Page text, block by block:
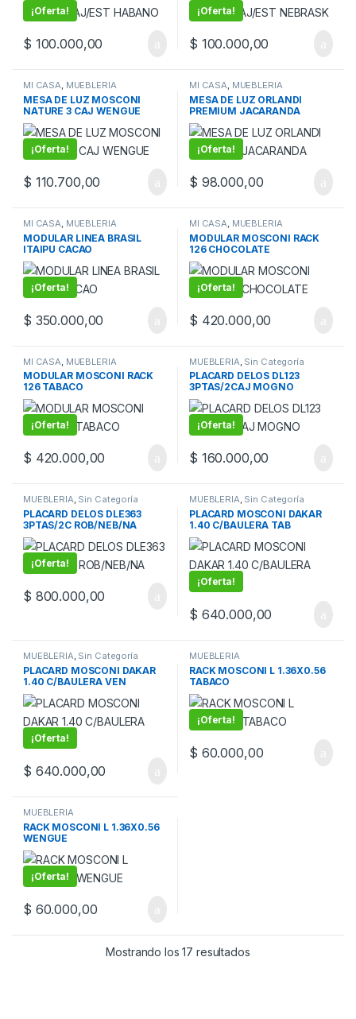
¡Oferta!
$ 100.000,00
¡Oferta!
$ 100.000,00
MI CASA, MUEBLERIA
MESA DE LUZ MOSCONI
NATURE 3 CAJ WENGUE
¡Oferta!
$ 110.700,00
MI CASA, MUEBLERIA
MESA DE LUZ ORLANDI
PREMIUM JACARANDA
¡Oferta!
$ 98.000,00
MI CASA, MUEBLERIA
MODULAR LINEA BRASIL
ITAIPU CACAO
¡Oferta!
$ 350.000,00
MI CASA, MUEBLERIA
MODULAR MOSCONI RACK
126 CHOCOLATE
¡Oferta!
$ 420.000,00
MI CASA MUEBLERIA
MODULAR MOSCONI RACK
126 TABACO
¡Oferta!
$ 420.000,00
MUEBLERIA Sin Categoría
PLACARD DELOS DL123
3PTAS/2CAJ MOGNO
¡Oferta!
$ 160.000,00
MUEBLERIA, Sin Categoría
PLACARD DELOS DLE363
3PTAS/2C ROB/NEB/NA
¡Oferta!
$ 800.000,00
MUEBLERIA, Sin Categoría
PLACARD MOSCONI DAKAR
1.40 C/BAULERA TAB
¡Oferta!
$ 640.000,00
MUEBLERIA, Sin Categoría
PLACARD MOSCONI DAKAR
1.40 C/BAULERA VEN
¡Oferta!
$ 640.000,00
MUEBLERIA
RACK MOSCONI L 1.36X0.56
TABACO
¡Oferta!
$ 60.000,00
MUEBLERIA
RACK MOSCONI L 1.36X0.56
WENGUE
¡Oferta!
$ 60.000,00
Mostrando los 17 resultados